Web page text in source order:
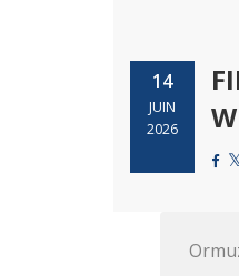
14
JUIN
2026